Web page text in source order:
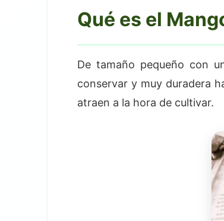
Qué es el
De tamaño pequeño con
conservar y muy duradera
atraen a la hora de cultivar.